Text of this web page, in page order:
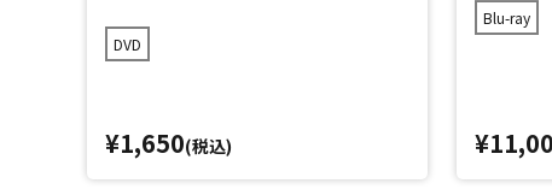
DVD
¥1,650(税込)
Blu-ray